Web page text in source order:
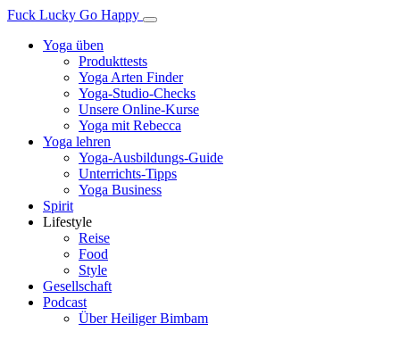
Fuck Lucky Go Happy
Yoga üben
Produkttests
Yoga Arten Finder
Yoga-Studio-Checks
Unsere Online-Kurse
Yoga mit Rebecca
Yoga lehren
Yoga-Ausbildungs-Guide
Unterrichts-Tipps
Yoga Business
Spirit
Lifestyle
Reise
Food
Style
Gesellschaft
Podcast
Über Heiliger Bimbam